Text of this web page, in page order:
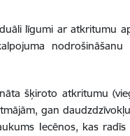
līgumi ar atkritumu
šķiroto atkritumu
gan
Iecēnos, kas